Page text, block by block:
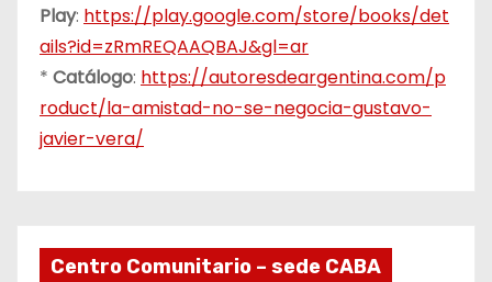
Play: https://play.google.com/store/books/det
ails?id=zRmREQAAQBAJ&gl=ar
* Catálogo: https://autoresdeargentina.com/p
roduct/la-amistad-no-se-negocia-gustavo-
javier-vera/
Centro Comunitario – sede CABA